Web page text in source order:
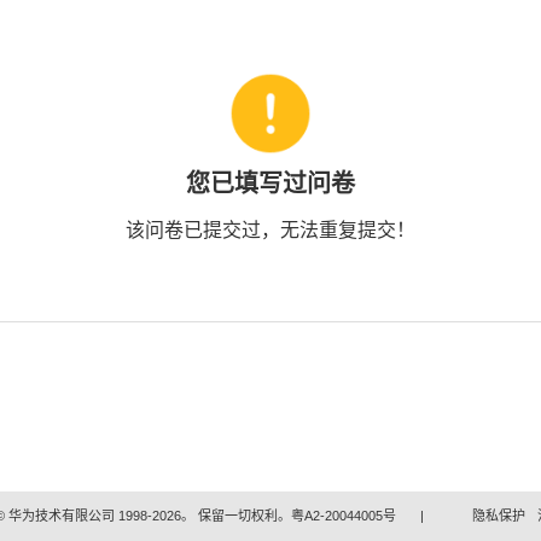
您已填写过问卷
该问卷已提交过，无法重复提交！
华为技术有限公司 1998-2026。 保留一切权利。粤A2-20044005号 | 隐私保护